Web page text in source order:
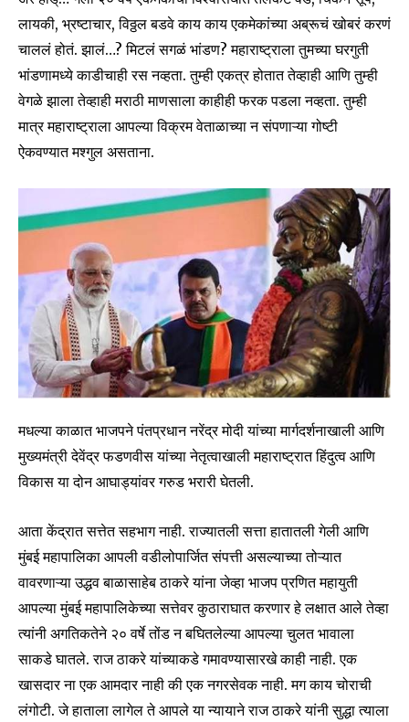
लायकी, भ्रष्टाचार, विठ्ठल बडवे काय काय एकमेकांच्या अब्रूचं खोबरं करणं
चाललं होतं. झालं…? मिटलं सगळं भांडण? महाराष्ट्राला तुमच्या घरगुती
भांडणामध्ये काडीचाही रस नव्हता. तुम्ही एकत्र होतात तेव्हाही आणि तुम्ही
वेगळे झाला तेव्हाही मराठी माणसाला काहीही फरक पडला नव्हता. तुम्ही
मात्र महाराष्ट्राला आपल्या विक्रम वेताळाच्या न संपणाऱ्या गोष्टी
ऐकवण्यात मश्गुल असताना.
मधल्या काळात भाजपने पंतप्रधान नरेंद्र मोदी यांच्या मार्गदर्शनाखाली आणि
मुख्यमंत्री देवेंद्र फडणवीस यांच्या नेतृत्वाखाली महाराष्ट्रात हिंदुत्व आणि
विकास या दोन आघाड्यांवर गरुड भरारी घेतली.
आता केंद्रात सत्तेत सहभाग नाही. राज्यातली सत्ता हातातली गेली आणि
मुंबई महापालिका आपली वडीलोपार्जित संपत्ती असल्याच्या तोऱ्यात
वावरणाऱ्या उद्धव बाळासाहेब ठाकरे यांना जेव्हा भाजप प्रणित महायुती
आपल्या मुंबई महापालिकेच्या सत्तेवर कुठाराघात करणार हे लक्षात आले तेव्हा
त्यांनी अगतिकतेने २० वर्षे तोंड न बघितलेल्या आपल्या चुलत भावाला
साकडे घातले. राज ठाकरे यांच्याकडे गमावण्यासारखे काही नाही. एक
खासदार ना एक आमदार नाही की एक नगरसेवक नाही. मग काय चोराची
लंगोटी. जे हाताला लागेल ते आपले या न्यायाने राज ठाकरे यांनी सुद्धा त्याला